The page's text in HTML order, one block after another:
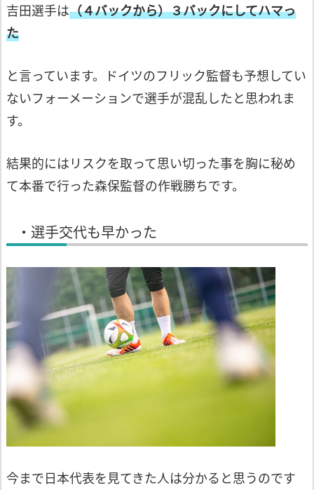
吉田選手は（４バックから）３バックにしてハマっ
た
と言っています。ドイツのフリック監督も予想してい
ないフォーメーションで選手が混乱したと思われま
す。
結果的にはリスクを取って思い切った事を胸に秘め
て本番で行った森保監督の作戦勝ちです。
・選手交代も早かった
今まで日本代表を見てきた人は分かると思うのです